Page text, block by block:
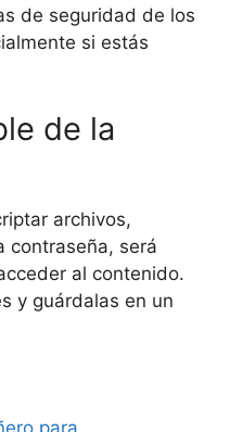
de seguridad de los
si estás
de la
archivos,
contraseña, será
al contenido.
y guárdalas en un
para